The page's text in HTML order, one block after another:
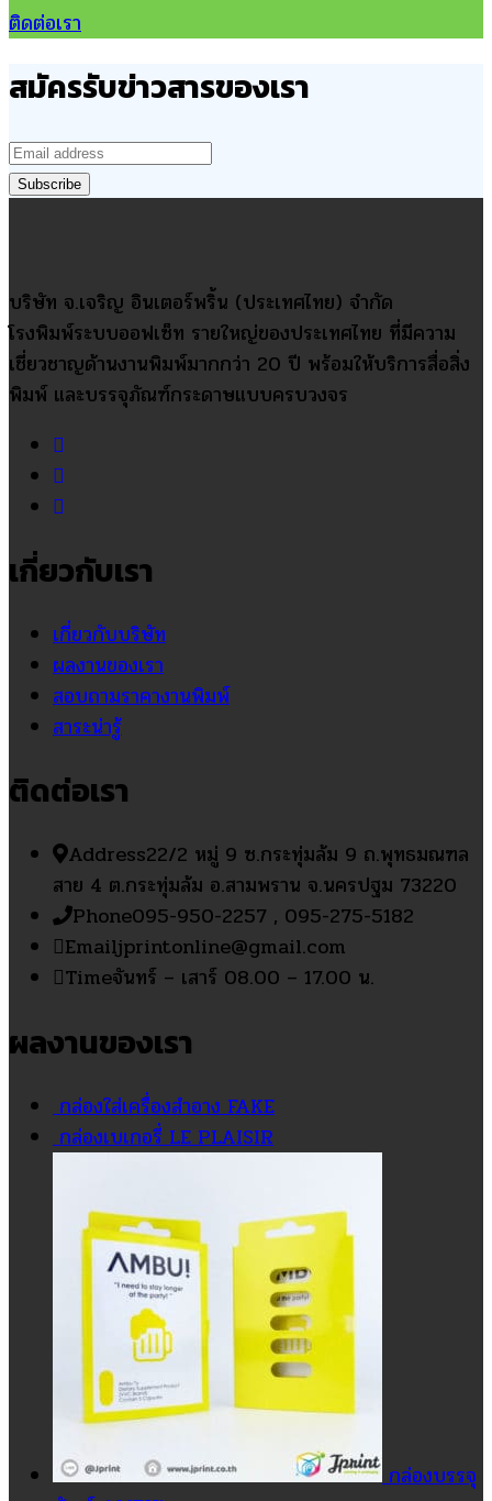
ติดต่อเรา
สมัครรับข่าวสารของเรา
บริษัท จ.เจริญ อินเตอร์พริ้น (ประเทศไทย) จำกัด
โรงพิมพ์ระบบออฟเซ็ท รายใหญ่ของประเทศไทย ที่มีความ
เชี่ยวชาญด้านงานพิมพ์มากกว่า 20 ปี พร้อมให้บริการสื่อสิ่ง
พิมพ์ และบรรจุภัณฑ์กระดาษแบบครบวงจร
เกี่ยวกับเรา
เกี่ยวกับบริษัท
ผลงานของเรา
สอบถามราคางานพิมพ์
สาระน่ารู้
ติดต่อเรา
Address22/2 หมู่ 9 ซ.กระทุ่มล้ม 9 ถ.พุทธมณฑล
สาย 4 ต.กระทุ่มล้ม อ.สามพราน จ.นครปฐม 73220
Phone095-950-2257 , 095-275-5182
Emailjprintonline@gmail.com
Timeจันทร์ – เสาร์ 08.00 – 17.00 น.
ผลงานของเรา
กล่องใส่เครื่องสำอาง FAKE
กล่องเบเกอรี่ LE PLAISIR
กล่องบรรจุ